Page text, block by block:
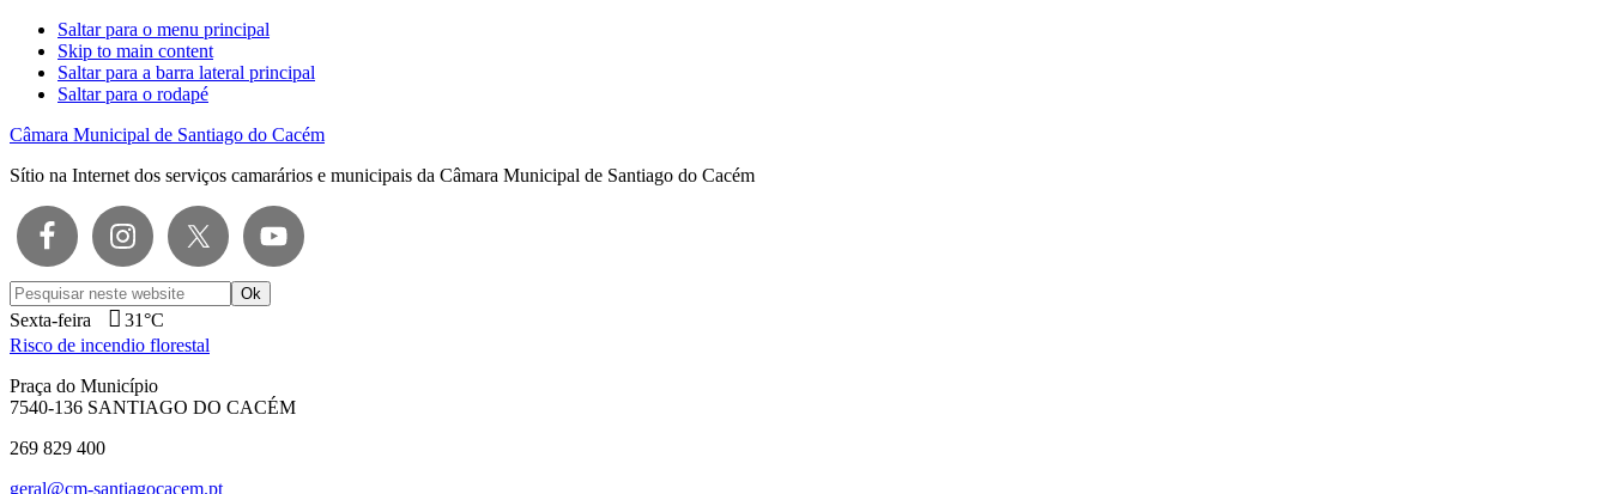
Saltar para o menu principal
Skip to main content
Saltar para a barra lateral principal
Saltar para o rodapé
Câmara Municipal de Santiago do Cacém
Sítio na Internet dos serviços camarários e municipais da Câmara Municipal de Santiago do Cacém
Pesquisar
neste
website
Sexta-feira
31°C
Risco de incendio florestal
Praça do Município
7540-136 SANTIAGO DO CACÉM
269 829 400
geral@cm-santiagocacem.pt